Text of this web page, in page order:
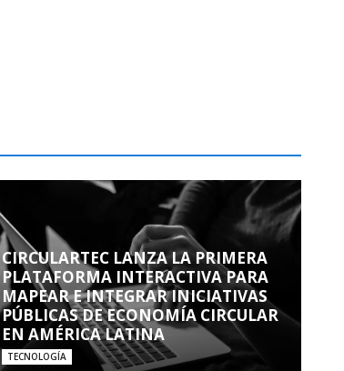
CIRCULARTEC LANZA LA PRIMERA
PLATAFORMA INTERACTIVA PARA
MAPEAR E INTEGRAR INICIATIVAS
PÚBLICAS DE ECONOMÍA CIRCULAR
EN AMÉRICA LATINA
TECNOLOGÍA